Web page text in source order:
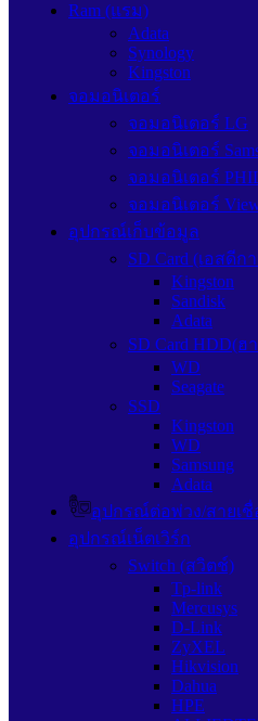
Ram (แรม)
Adata
Synology
Kingston
จอมอนิเตอร์
จอมอนิเตอร์ LG
จอมอนิเตอร์
จอมอนิเตอร์
จอมอนิเตอร์
อุปกรณ์เก็บข้อมูล
SD Card (เอสดีก
Kingston
Sandisk
Adata
SD Card HDD(ฮ
WD
Seagate
SSD
Kingston
WD
Samsung
Adata
อุปกรณ์ต่อพ่วง/สายเชื่
อุปกรณ์เน็ตเวิร์ก
Switch (สวิตช์)
Tp-link
Mercusys
D-Link
ZyXEL
Hikvision
Dahua
HPE